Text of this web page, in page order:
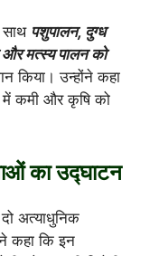
साथ पशुपालन, दुग्ध
मत्स्य पालन को
किया। उन्होंने कहा
में कमी और कृषि को
का उद्घाटन
अत्याधुनिक
कहा कि इन